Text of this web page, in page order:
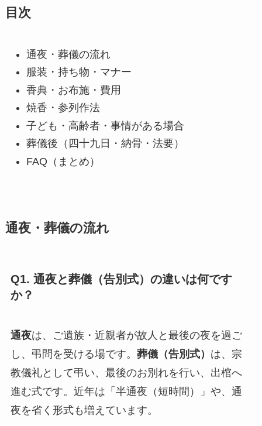
目次
通夜・葬儀の流れ
服装・持ち物・マナー
香典・お布施・費用
焼香・参列作法
子ども・高齢者・事情がある場合
葬儀後（四十九日・納骨・法要）
FAQ（まとめ）
通夜・葬儀の流れ
Q1. 通夜と葬儀（告別式）の違いは何です
か？
通夜は、ご遺族・近親者が故人と最後の夜を過ご
し、弔問を受ける場です。 葬儀（告別式） は、宗
教儀礼として弔い、最後のお別れを行い、出棺へ
進む式です。近年は「半通夜（短時間）」や、通
夜を省く形式も増えています。